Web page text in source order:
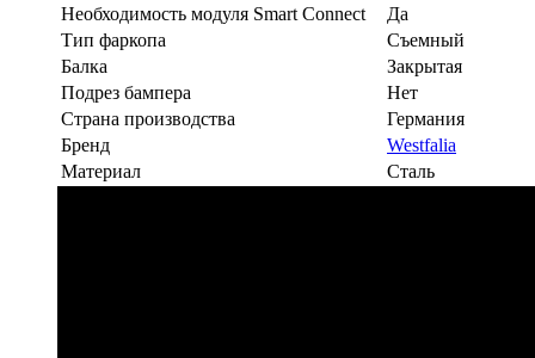
Необходимость модуля Smart Connect
Да
Тип фаркопа
Съемный
Балка
Закрытая
Подрез бампера
Нет
Страна производства
Германия
Бренд
Westfalia
Материал
Сталь